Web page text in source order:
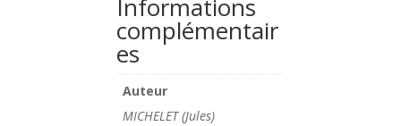
Informations
complémentair
es
Auteur
MICHELET (Jules)